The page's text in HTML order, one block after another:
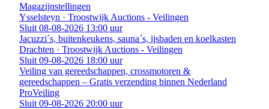
Magazijnstellingen
Ysselsteyn · Troostwijk Auctions - Veilingen
Sluit 08-08-2026 13:00 uur
Jacuzzi´s, buitenkeukens, sauna´s, ijsbaden en koelkasten
Drachten · Troostwijk Auctions - Veilingen
Sluit 09-08-2026 18:00 uur
Veiling van gereedschappen, crossmotoren &
gereedschappen – Gratis verzending binnen Nederland
ProVeiling
Sluit 09-08-2026 20:00 uur